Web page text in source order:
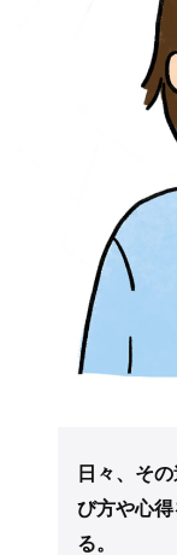
日々、そ
び方や心
る。